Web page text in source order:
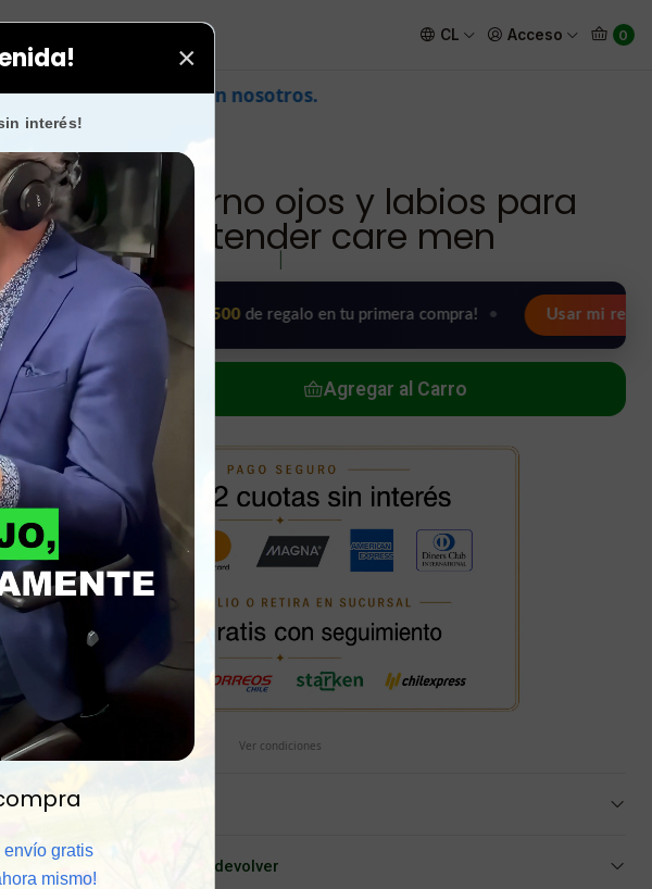
×
interés!
envío gratis
mismo!
CL Acceso 0
ojos y labios para hombre tender care men
nosotros.
contorno ojos y labios para
hombre tender care men
🔥 ¡Hasta $2.500 de regalo en tu primera compra! • Usar mi regalo ahora 🖤
Agregar al Carro
Ver condiciones
al por mayor
8 meses para cambiar o devolver